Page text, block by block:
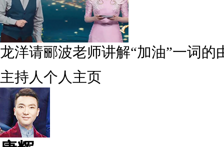
龙洋请郦波老师讲解“加油”一词的
主持人个人主页